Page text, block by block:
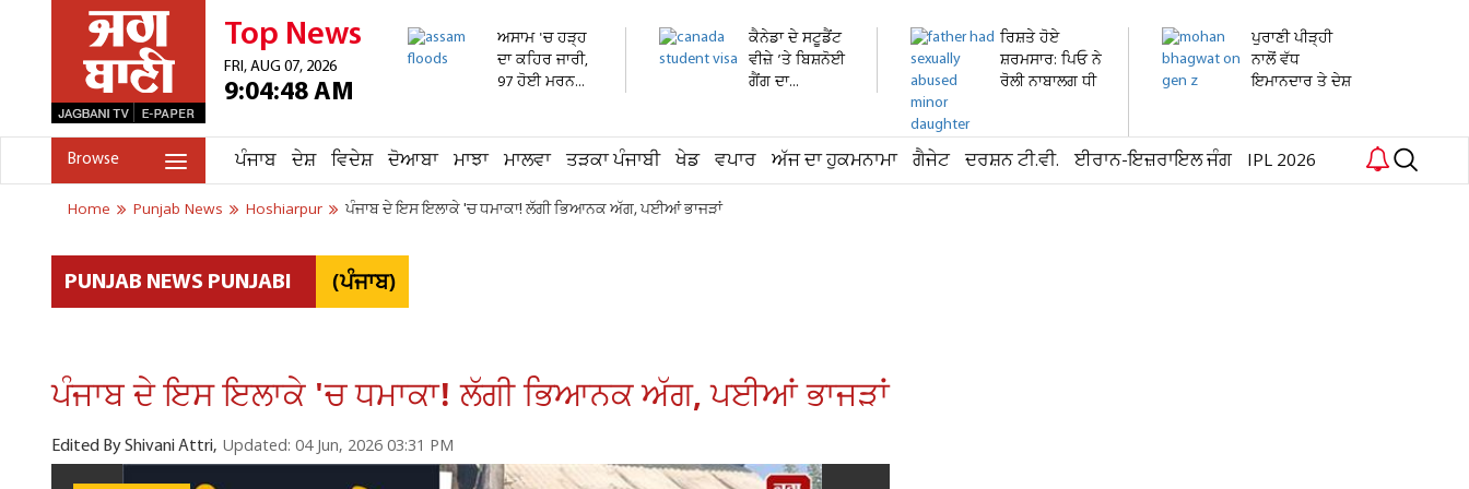
Top News
FRI, AUG 07, 2026
9:04:48 AM
ਅਸਾਮ 'ਚ ਹੜ੍ਹ
ਦਾ ਕਹਿਰ ਜਾਰੀ,
97 ਹੋਈ ਮਰਨ...
ਕੈਨੇਡਾ ਦੇ ਸਟੂਡੈਂਟ
ਵੀਜ਼ੇ ’ਤੇ ਬਿਸ਼ਨੋਈ
ਗੈਂਗ ਦਾ...
ਰਿਸ਼ਤੇ ਹੋਏ
ਸ਼ਰਮਸਾਰ: ਪਿਓ ਨੇ
ਰੋਲੀ ਨਾਬਾਲਗ ਧੀ
ਪੁਰਾਣੀ ਪੀੜ੍ਹੀ
ਨਾਲੋਂ ਵੱਧ
ਇਮਾਨਦਾਰ ਤੇ ਦੇਸ਼
Browse ਪੰਜਾਬ ਦੇਸ਼ ਵਿਦੇਸ਼ ਦੋਆਬਾ ਮਾਝਾ ਮਾਲਵਾ ਤੜਕਾ ਪੰਜਾਬੀ ਖੇਡ ਵਪਾਰ ਅੱਜ ਦਾ ਹੁਕਮਨਾਮਾ ਗੈਜੇਟ ਦਰਸ਼ਨ ਟੀ.ਵੀ. ਈਰਾਨ-ਇਜ਼ਰਾਇਲ ਜੰਗ IPL 2026
Home Punjab News Hoshiarpur ਪੰਜਾਬ ਦੇ ਇਸ ਇਲਾਕੇ 'ਚ ਧਮਾਕਾ! ਲੱਗੀ ਭਿਆਨਕ ਅੱਗ, ਪਈਆਂ ਭਾਜੜਾਂ
PUNJAB NEWS PUNJABI (ਪੰਜਾਬ)
ਪੰਜਾਬ ਦੇ ਇਸ ਇਲਾਕੇ 'ਚ ਧਮਾਕਾ! ਲੱਗੀ ਭਿਆਨਕ ਅੱਗ, ਪਈਆਂ ਭਾਜੜਾਂ
Edited By Shivani Attri, Updated: 04 Jun, 2026 03:31 PM